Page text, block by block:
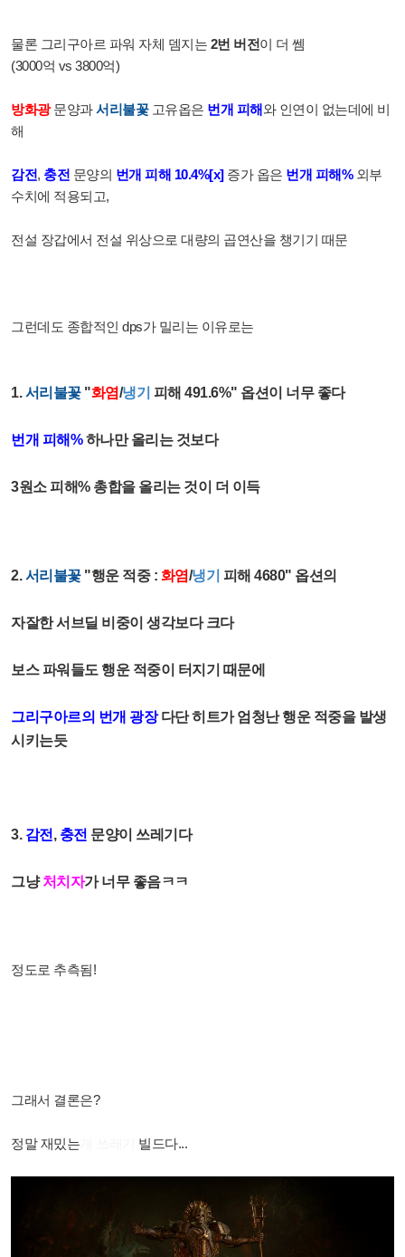
물론 그리구아르 파워 자체 뎀지는 2번 버전이 더 쎔
(3000억 vs 3800억)
방화광문양과서리불꽃 고유옵은 번개 피해와 인연이 없는데에 비
해
감전, 충전 문양의 번개 피해 10.4%[x] 증가 옵은 번개 피해% 외부
수치에 적용되고,
전설 장갑에서 전설 위상으로 대량의 곱연산을 챙기기 때문
그런데도 종합적인 dps가 밀리는 이유로는
1.서리불꽃"화염/냉기 피해 491.6%" 옵션이 너무 좋다
번개 피해%하나만 올리는 것보다
3원소 피해% 총합을 올리는 것이 더 이득
2.서리불꽃"행운 적중 : 화염/냉기 피해 4680" 옵션의
자잘한 서브딜 비중이 생각보다 크다
보스 파워들도 행운 적중이 터지기 때문에
그리구아르의 번개 광장다단 히트가 엄청난 행운 적중을 발생
시키는듯
3. 감전, 충전 문양이 쓰레기다
그냥처치자가 너무 좋음ㅋㅋ
정도로 추측됨!
그래서 결론은?
정말 재밌는 빌드다...